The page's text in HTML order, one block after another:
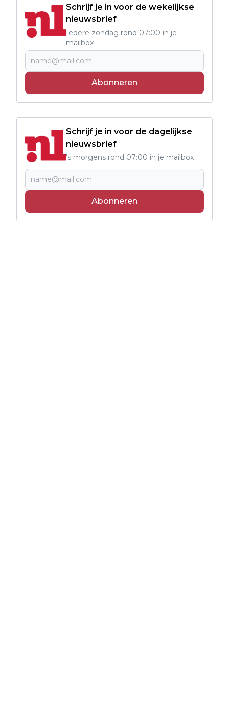
Schrijf je in voor de wekelijkse
nieuwsbrief
Iedere zondag rond 07:00 in je
mailbox
Abonneren
Schrijf je in voor de dagelijkse
nieuwsbrief
's morgens rond 07:00 in je mailbox
Abonneren